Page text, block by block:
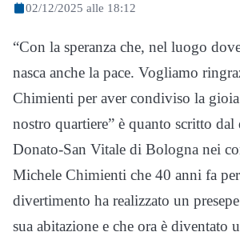
02/12/2025 alle 18:12
“Con la speranza che, nel luogo
nasca anche la pace. Vogliamo
Chimienti per aver condiviso la
nostro quartiere” è quanto scritto dal
Donato-San Vitale di Bologna nei
Michele Chimienti che 40 anni fa
divertimento ha realizzato un
sua abitazione e che ora è diventato